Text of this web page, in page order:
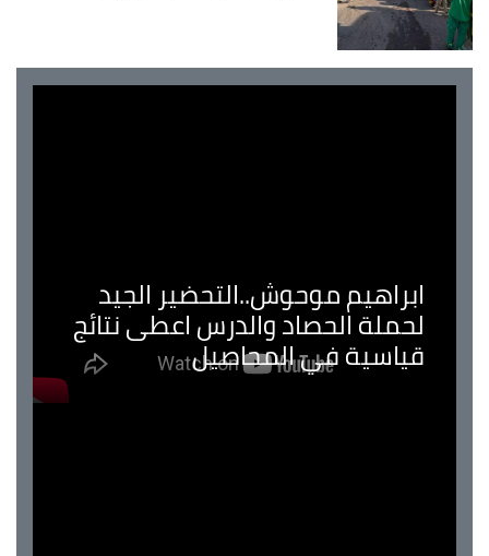
ابراهيم موحوش..التحضير الجيد
لحملة الحصاد والدرس اعطى نتائج
قياسية في المحاصيل